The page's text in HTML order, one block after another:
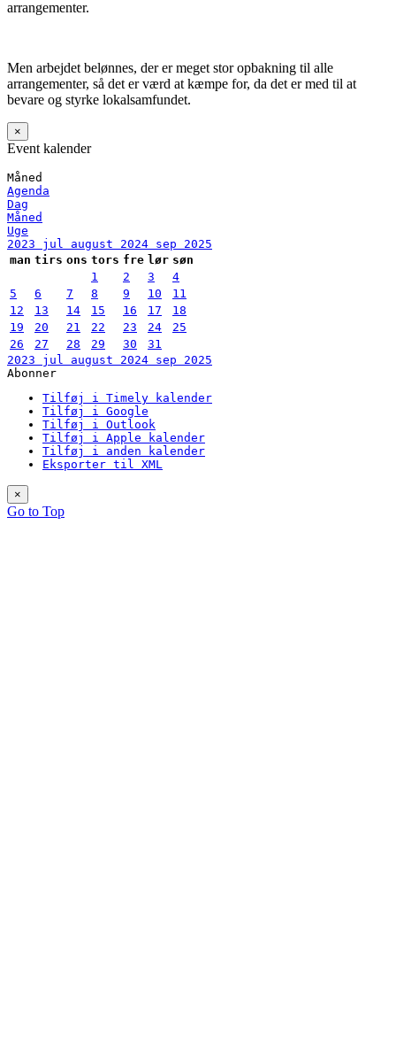
arrangementer.
Men arbejdet belønnes, der er meget stor opbakning til alle
arrangementer, så det er værd at kæmpe for, da det er med til at
bevare og styrke lokalsamfundet.
×
Event kalender
Måned
Agenda
Dag
Måned
Uge
2023 jul august 2024 sep 2025
man tirs ons tors fre lør søn
1
2 3
4
5
6 7 8 9 10
11
12
13 14 15 16 17
18
19
20 21 22 23 24
25
26
27 28 29 30
31
2023 jul august 2024 sep 2025
Abonner
Tilføj i Timely kalender
Tilføj i Google
Tilføj i Outlook
Tilføj i Apple kalender
Tilføj i anden kalender
Eksporter til XML
×
Go to Top